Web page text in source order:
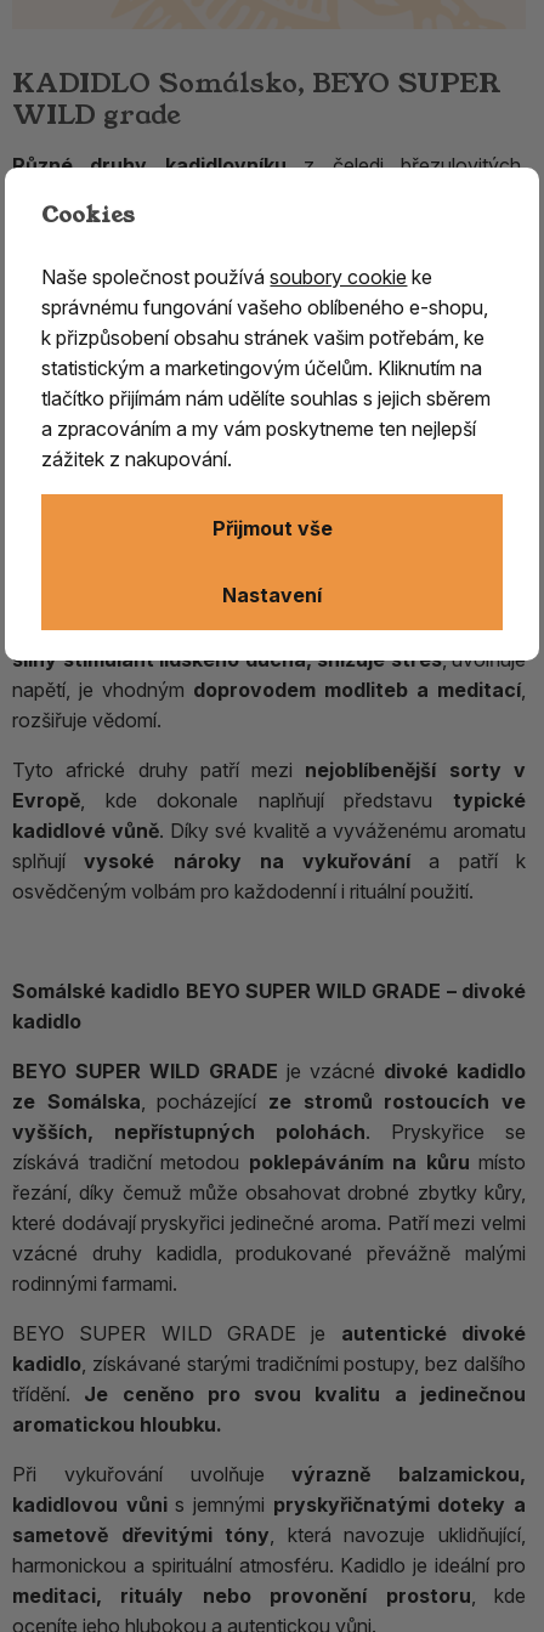
KADIDLO Somálsko, BEYO SUPER
WILD grade
Různé druhy kadidlovníkuz čeledi březulovitých,
Somálsku, ale i v Indii
Jehoužití spadá do nejstarších egyptských kultur
v průběhu dalších tisíciletí se stalo tímnejdůležitějším
vykuřovadlem.Nesmělo chybětpři žádných
náboženských či světských obřadech a rituálech.
signováno Slunci a má téměř univerzální použití,
symbolizuje mužskou složku.
duchovní, tak i fyzické úrovni,má silné dezinfekční
Staví most mezi fyzickou a duchovní rovinou bytí;
říká se, že s jeho vůní můžete poznat Boha. Jedná se o
silný stimulant lidského ducha, snižuje stres, uvolňuje
napětí, je vhodným doprovodem modliteb a meditací,
rozšiřuje vědomí.
Tyto africké druhy patří mezi nejoblíbenější sorty v
Evropě, kde dokonale naplňují představu typické
kadidlové vůně. Díky své kvalitě a vyváženému aromatu
splňujívysoké nároky na vykuřování a patří k
osvědčeným volbám pro každodenní i rituální použití.
Somálské kadidlo BEYO SUPER WILD GRADE – divoké
kadidlo
BEYO SUPER WILD GRADE je vzácné divoké kadidlo
ze Somálska, pocházející ze stromů rostoucích ve
vyšších, nepřístupných polohách. Pryskyřice se
získává tradiční metodou poklepáváním na kůru místo
řezání, díky čemuž může obsahovat drobné zbytky kůry,
které dodávají pryskyřici jedinečné aroma. Patří mezi velmi
vzácné druhy kadidla, produkované převážně malými
rodinnými farmami.
BEYO SUPER WILD GRADE je autentické divoké
kadidlo, získávané starými tradičními postupy, bez dalšího
třídění. Je ceněno pro svou kvalitu a jedinečnou
aromatickou hloubku.
Při vykuřování uvolňujevýrazně balzamickou,
kadidlovou vůnis jemnými pryskyřičnatými doteky a
sametově dřevitými tóny, která navozuje uklidňující,
harmonickou a spirituální atmosféru. Kadidlo je ideální pro
meditaci, rituály nebo provonění prostoru, kde
oceníte jeho hlubokou a autentickou vůni.
Cookies
Naše společnost používásoubory cookie ke
správnému fungování vašeho oblíbeného e-shopu,
k přizpůsobení obsahu stránek vašim potřebám, ke
statistickým a marketingovým účelům. Kliknutím na
tlačítko přijímám nám udělíte souhlas s jejich sběrem
a zpracováním a my vám poskytneme ten nejlepší
zážitek z nakupování.
Nastavení
Přijmout vše